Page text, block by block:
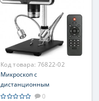
Код товара: 76822-02
Микроскоп с
дистанционным
управлением Levenhuk
0